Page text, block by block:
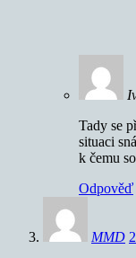
Tady se
situaci
k čemu
Odpověď
MMD